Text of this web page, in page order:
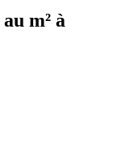
m² à